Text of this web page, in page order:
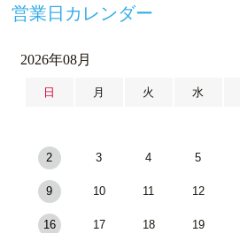
営業日カレンダー
2026年08月
日 月 火 水
2 3 4 5
9 10 11 12
16 17 18 19